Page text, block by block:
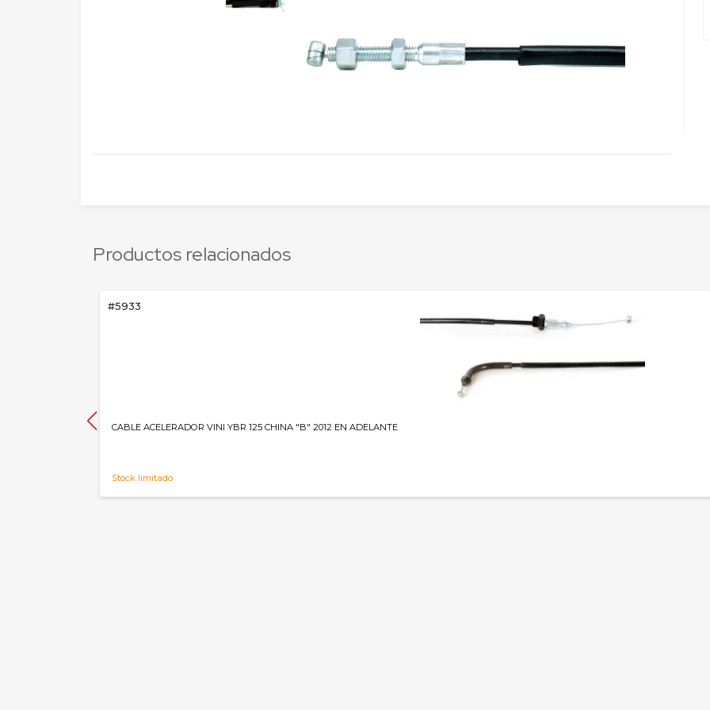
Productos relacionados
#5933
CABLE ACELERADOR VINI YBR 125 CHINA "B" 2012 EN ADELANTE
Stock limitado